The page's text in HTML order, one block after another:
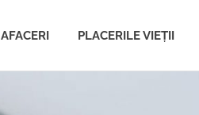
PLACERILE VIEȚII